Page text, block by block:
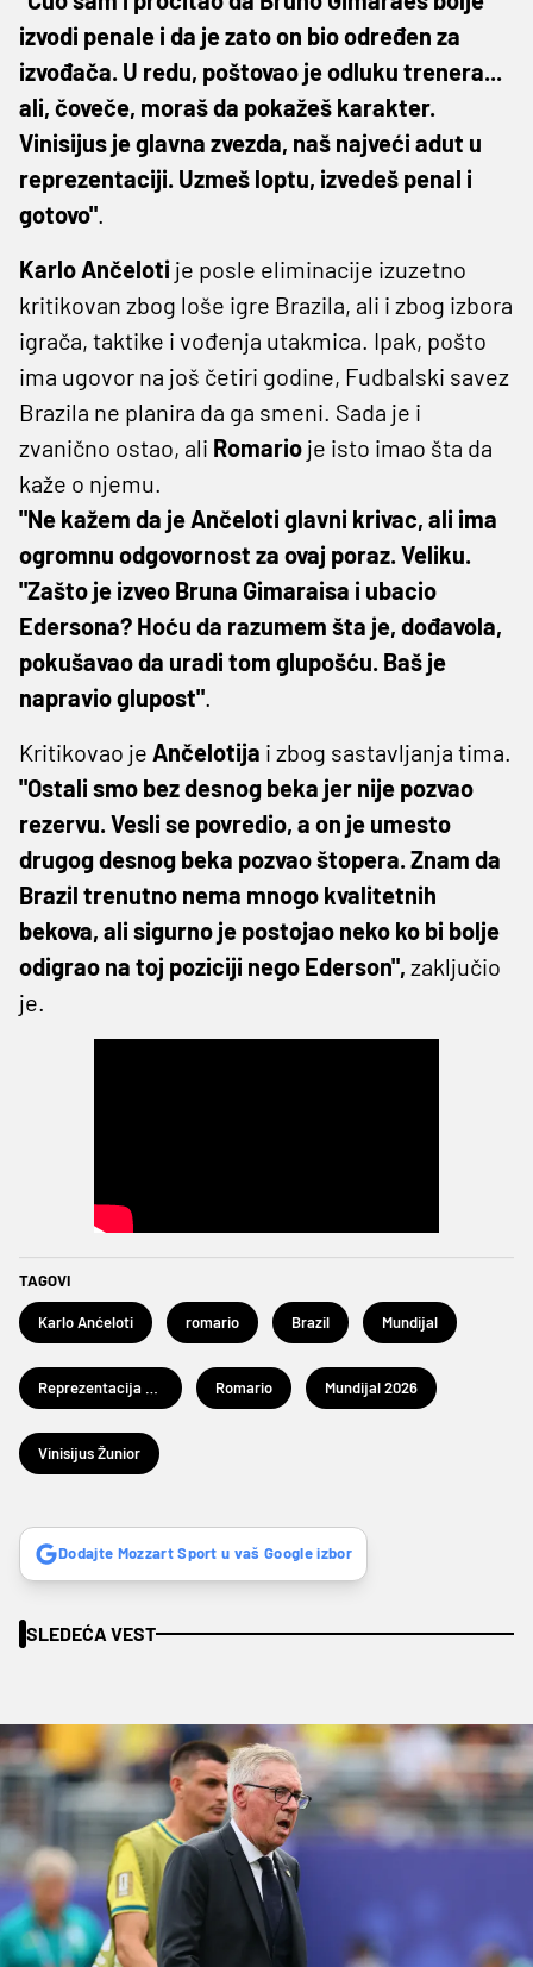
izvodi penale i da je zato on bio određen za
izvođača. U redu, poštovao je odluku trenera...
ali, čoveče, moraš da pokažeš karakter.
Vinisijus je glavna zvezda, naš najveći adut u
reprezentaciji. Uzmeš loptu, izvedeš penal i
gotovo".
Karlo Ančeloti je posle eliminacije izuzetno
kritikovan zbog loše igre Brazila, ali i zbog izbora
igrača, taktike i vođenja utakmica. Ipak, pošto
ima ugovor na još četiri godine, Fudbalski savez
Brazila ne planira da ga smeni. Sada je i
zvanično ostao, ali Romario je isto imao šta da
kaže o njemu.
"Ne kažem da je Ančeloti glavni krivac, ali ima
ogromnu odgovornost za ovaj poraz. Veliku.
"Zašto je izveo Bruna Gimaraisa i ubacio
Edersona? Hoću da razumem šta je, dođavola,
pokušavao da uradi tom glupošću. Baš je
napravio glupost".
Kritikovao je Ančelotija i zbog sastavljanja tima.
"Ostali smo bez desnog beka jer nije pozvao
rezervu. Vesli se povredio, a on je umesto
drugog desnog beka pozvao štopera. Znam da
Brazil trenutno nema mnogo kvalitetnih
bekova, ali sigurno je postojao neko ko bi bolje
odigrao na toj poziciji nego Ederson", zaključio
je.
TAGOVI
Karlo Anćeloti romario Brazil Mundijal
Romario Mundijal 2026
Vinisijus Žunior
Dodajte Mozzart Sport u vaš Google izbor
SLEDEĆA VEST